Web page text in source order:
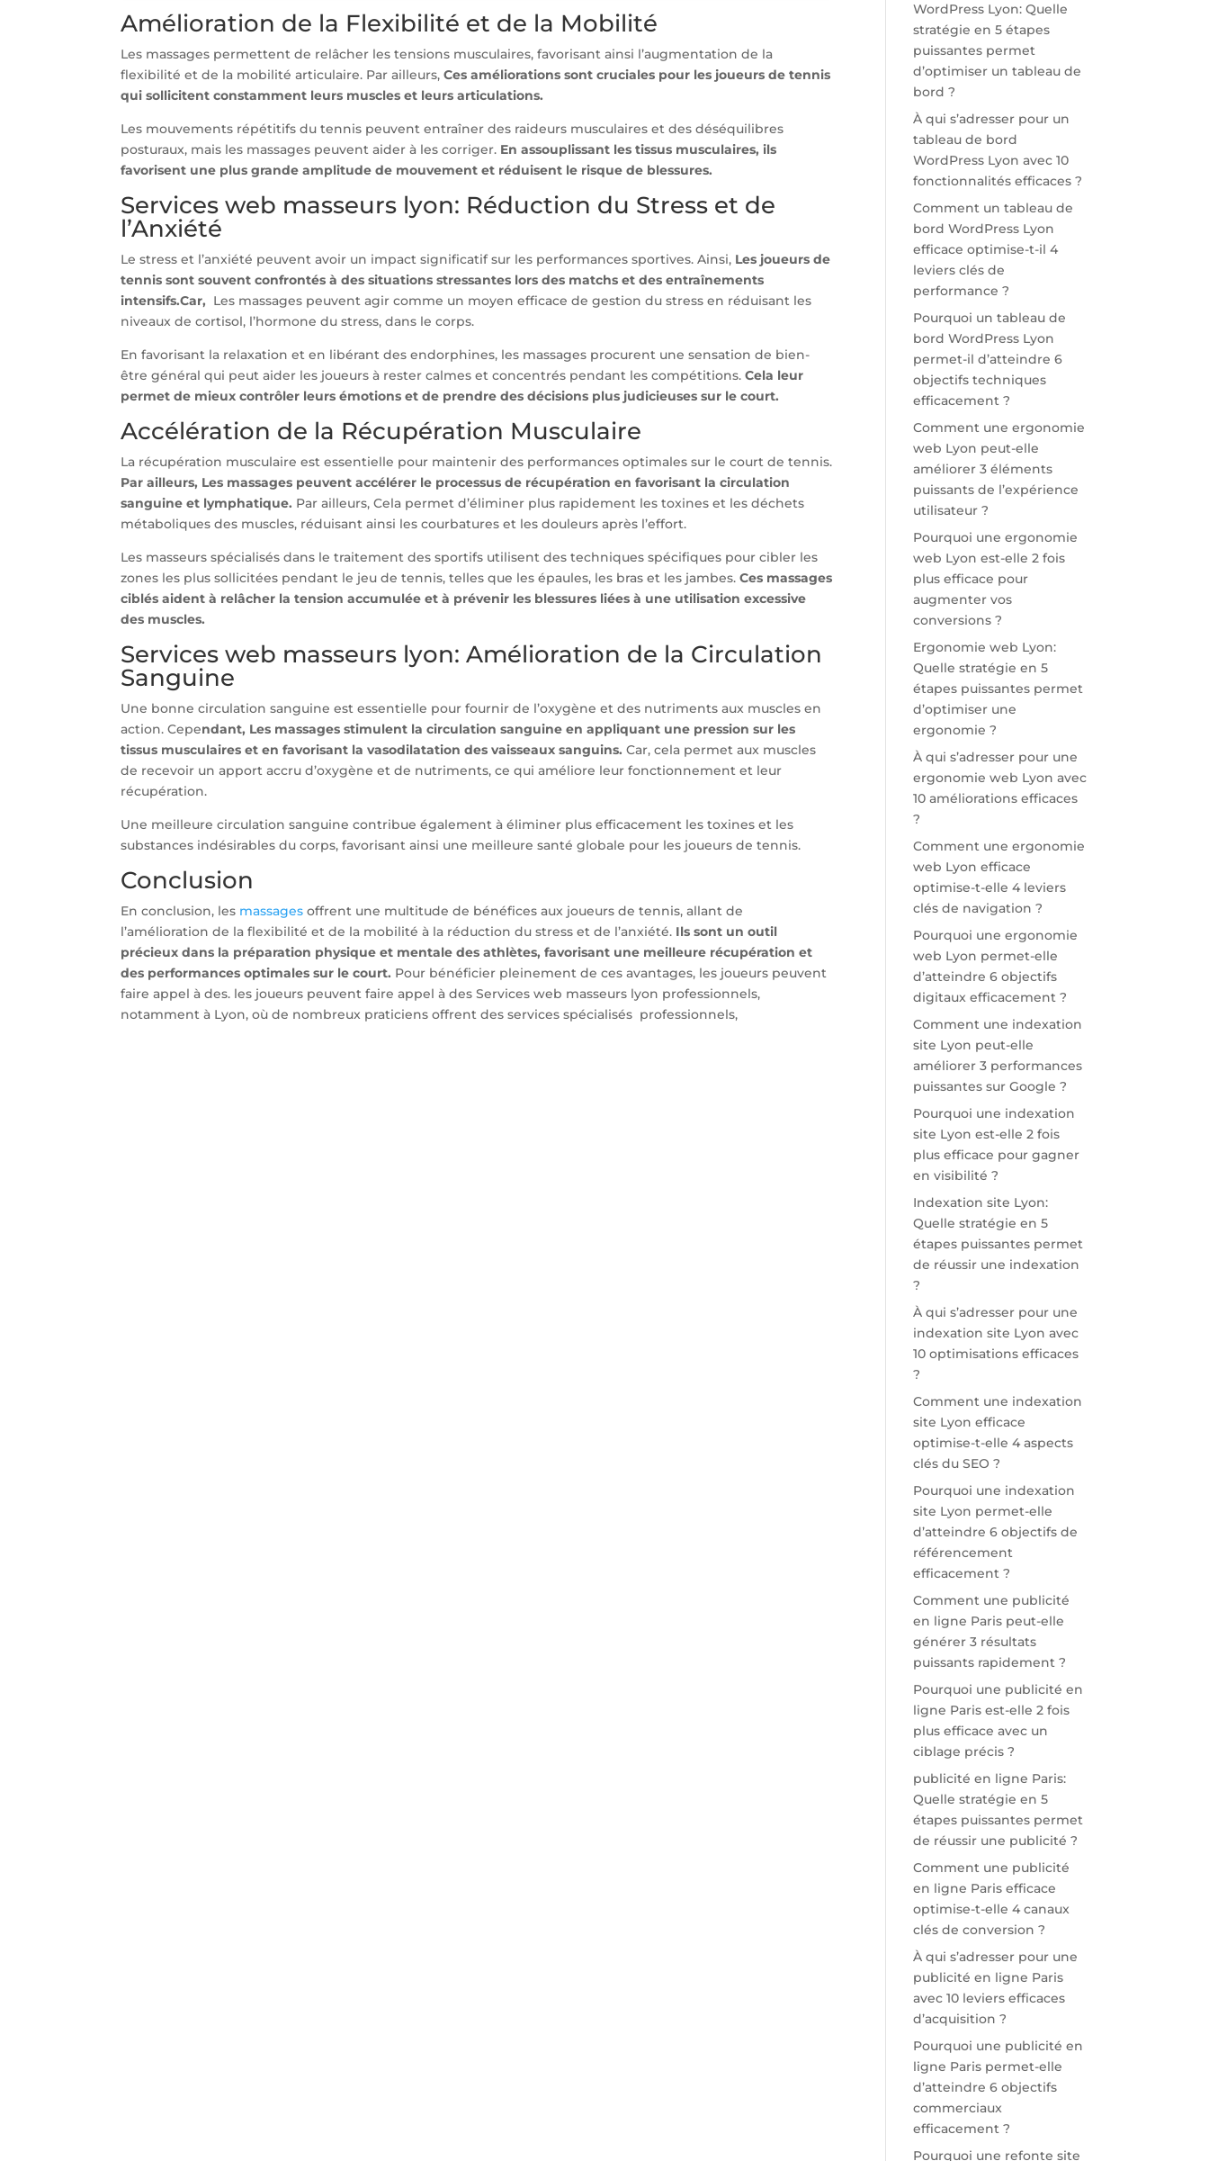
Amélioration de la Flexibilité et de la Mobilité
Les massages permettent de relâcher les tensions musculaires, favorisant ainsi l’augmentation de la
flexibilité et de la mobilité articulaire. Par ailleurs,Ces améliorations sont cruciales pour les joueurs de tennis
qui sollicitent constamment leurs muscles et leurs articulations.
Les mouvements répétitifs du tennis peuvent entraîner des raideurs musculaires et des déséquilibres
posturaux, mais les massages peuvent aider à les corriger. En assouplissant les tissus musculaires, ils
favorisent une plus grande amplitude de mouvement et réduisent le risque de blessures.
Services web masseurs lyon: Réduction du Stress et de
l’Anxiété
Le stress et l’anxiété peuvent avoir un impact significatif sur les performances sportives. Ainsi, Les joueurs de
tennis sont souvent confrontés à des situations stressantes lors des matchs et des entraînements
intensifs.Car, Les massages peuvent agir comme un moyen efficace de gestion du stress en réduisant les
niveaux de cortisol, l’hormone du stress, dans le corps.
En favorisant la relaxation et en libérant des endorphines, les massages procurent une sensation de bien-
être général qui peut aider les joueurs à rester calmes et concentrés pendant les compétitions.Cela leur
permet de mieux contrôler leurs émotions et de prendre des décisions plus judicieuses sur le court.
Accélération de la Récupération Musculaire
La récupération musculaire est essentielle pour maintenir des performances optimales sur le court de tennis.
Par ailleurs, Les massages peuvent accélérer le processus de récupération en favorisant la circulation
sanguine et lymphatique. Par ailleurs, Cela permet d’éliminer plus rapidement les toxines et les déchets
métaboliques des muscles, réduisant ainsi les courbatures et les douleurs après l’effort.
Les masseurs spécialisés dans le traitement des sportifs utilisent des techniques spécifiques pour cibler les
zones les plus sollicitées pendant le jeu de tennis, telles que les épaules, les bras et les jambes.Ces massages
ciblés aident à relâcher la tension accumulée et à prévenir les blessures liées à une utilisation excessive
des muscles.
Services web masseurs lyon: Amélioration de la Circulation
Sanguine
Une bonne circulation sanguine est essentielle pour fournir de l’oxygène et des nutriments aux muscles en
action. Cependant, Les massages stimulent la circulation sanguine en appliquant une pression sur les
tissus musculaires et en favorisant la vasodilatation des vaisseaux sanguins. Car, cela permet aux muscles
de recevoir un apport accru d’oxygène et de nutriments, ce qui améliore leur fonctionnement et leur
récupération.
Une meilleure circulation sanguine contribue également à éliminer plus efficacement les toxines et les
substances indésirables du corps, favorisant ainsi une meilleure santé globale pour les joueurs de tennis.
Conclusion
En conclusion, les massages offrent une multitude de bénéfices aux joueurs de tennis, allant de
l’amélioration de la flexibilité et de la mobilité à la réduction du stress et de l’anxiété. Ils sont un outil
précieux dans la préparation physique et mentale des athlètes, favorisant une meilleure récupération et
des performances optimales sur le court. Pour bénéficier pleinement de ces avantages, les joueurs peuvent
faire appel à des. les joueurs peuvent faire appel à des Services web masseurs lyon professionnels,
notamment à Lyon, où de nombreux praticiens offrent des services spécialisés professionnels,
WordPress Lyon: Quelle
stratégie en 5 étapes
puissantes permet
d’optimiser un tableau de
bord ?
À qui s’adresser pour un
tableau de bord
WordPress Lyon avec 10
fonctionnalités efficaces ?
Comment un tableau de
bord WordPress Lyon
efficace optimise-t-il 4
leviers clés de
performance ?
Pourquoi un tableau de
bord WordPress Lyon
permet-il d’atteindre 6
objectifs techniques
efficacement ?
Comment une ergonomie
web Lyon peut-elle
améliorer 3 éléments
puissants de l’expérience
utilisateur ?
Pourquoi une ergonomie
web Lyon est-elle 2 fois
plus efficace pour
augmenter vos
conversions ?
Ergonomie web Lyon:
Quelle stratégie en 5
étapes puissantes permet
d’optimiser une
ergonomie ?
À qui s’adresser pour une
ergonomie web Lyon avec
10 améliorations efficaces
?
Comment une ergonomie
web Lyon efficace
optimise-t-elle 4 leviers
clés de navigation ?
Pourquoi une ergonomie
web Lyon permet-elle
d’atteindre 6 objectifs
digitaux efficacement ?
Comment une indexation
site Lyon peut-elle
améliorer 3 performances
puissantes sur Google ?
Pourquoi une indexation
site Lyon est-elle 2 fois
plus efficace pour gagner
en visibilité ?
Indexation site Lyon:
Quelle stratégie en 5
étapes puissantes permet
de réussir une indexation
?
À qui s’adresser pour une
indexation site Lyon avec
10 optimisations efficaces
?
Comment une indexation
site Lyon efficace
optimise-t-elle 4 aspects
clés du SEO ?
Pourquoi une indexation
site Lyon permet-elle
d’atteindre 6 objectifs de
référencement
efficacement ?
Comment une publicité
en ligne Paris peut-elle
générer 3 résultats
puissants rapidement ?
Pourquoi une publicité en
ligne Paris est-elle 2 fois
plus efficace avec un
ciblage précis ?
publicité en ligne Paris:
Quelle stratégie en 5
étapes puissantes permet
de réussir une publicité ?
Comment une publicité
en ligne Paris efficace
optimise-t-elle 4 canaux
clés de conversion ?
À qui s’adresser pour une
publicité en ligne Paris
avec 10 leviers efficaces
d’acquisition ?
Pourquoi une publicité en
ligne Paris permet-elle
d’atteindre 6 objectifs
commerciaux
efficacement ?
Pourquoi une refonte site